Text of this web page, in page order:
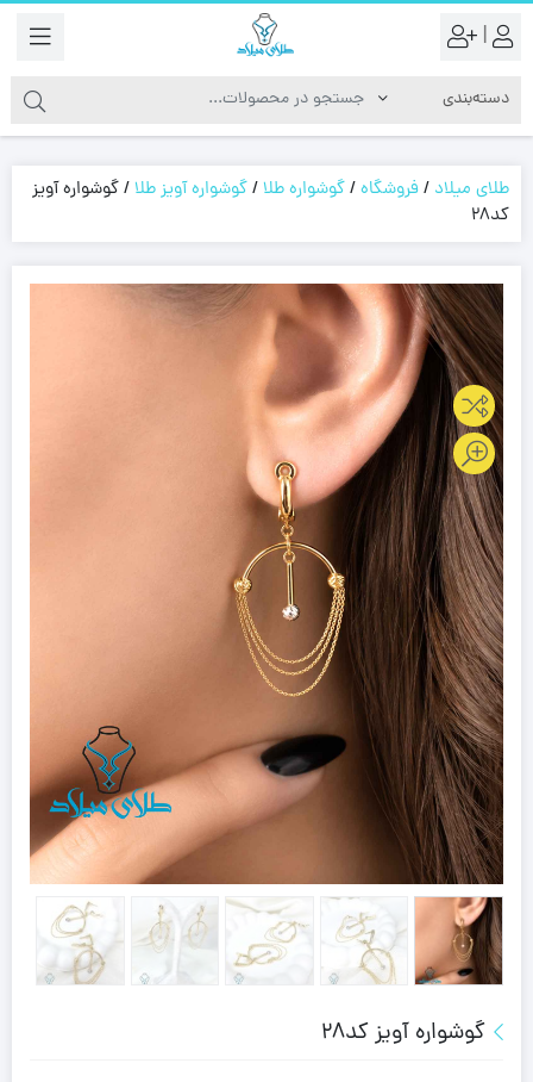
|
طلای میلاد /فروشگاه/گوشواره طلا/گوشواره آویز طلا/گوشواره آویز
کد28
گوشواره آویز کد28